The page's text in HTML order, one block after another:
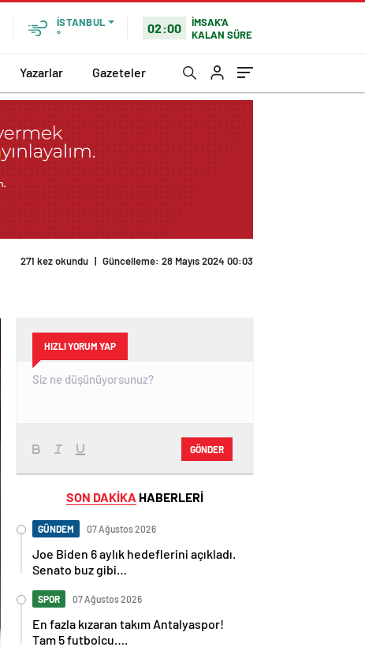
İSTANBUL
°
02:00
İMSAK'A
KALAN SÜRE
Yazarlar Gazeteler
271 kez okundu | Güncelleme: 28 Mayıs 2024 00:03
HIZLI YORUM YAP
GÖNDER
SON DAKİKA HABERLERİ
GÜNDEM 07 Ağustos 2026
Joe Biden 6 aylık hedeflerini açıkladı.
Senato buz gibi…
SPOR 07 Ağustos 2026
En fazla kızaran takım Antalyaspor!
Tam 5 futbolcu….